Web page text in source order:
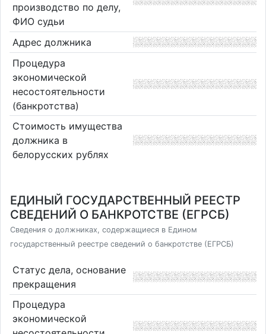
производство по делу,
ФИО судьи
Адрес должника
Процедура
экономической
несостоятельности
(банкротства)
Стоимость имущества
должника в
белорусских рублях
ЕДИНЫЙ ГОСУДАРСТВЕННЫЙ РЕЕСТР
СВЕДЕНИЙ О БАНКРОТСТВЕ (ЕГРСБ)
Сведения о должниках, содержащиеся в Едином
государственный реестре сведений о банкротстве (ЕГРСБ)
Статус дела, основание
прекращения
Процедура
экономической